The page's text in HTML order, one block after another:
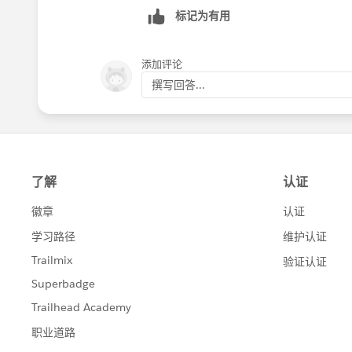
Tableau Tip Tuesday: Using LOD
标记为有用
添加评论
撰写回答...